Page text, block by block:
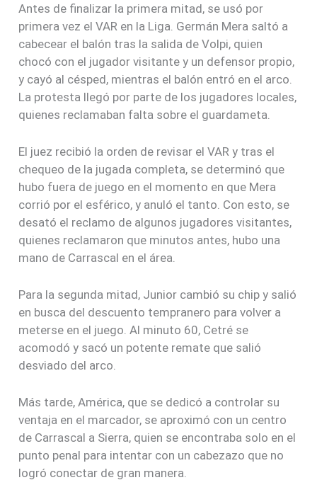
Antes de finalizar la primera mitad, se usó por
primera vez el VAR en la Liga. Germán Mera saltó a
cabecear el balón tras la salida de Volpi, quien
chocó con el jugador visitante y un defensor propio,
y cayó al césped, mientras el balón entró en el arco.
La protesta llegó por parte de los jugadores locales,
quienes reclamaban falta sobre el guardameta.
El juez recibió la orden de revisar el VAR y tras el
chequeo de la jugada completa, se determinó que
hubo fuera de juego en el momento en que Mera
corrió por el esférico, y anuló el tanto. Con esto, se
desató el reclamo de algunos jugadores visitantes,
quienes reclamaron que minutos antes, hubo una
mano de Carrascal en el área.
Para la segunda mitad, Junior cambió su chip y salió
en busca del descuento tempranero para volver a
meterse en el juego. Al minuto 60, Cetré se
acomodó y sacó un potente remate que salió
desviado del arco.
Más tarde, América, que se dedicó a controlar su
ventaja en el marcador, se aproximó con un centro
de Carrascal a Sierra, quien se encontraba solo en el
punto penal para intentar con un cabezazo que no
logró conectar de gran manera.